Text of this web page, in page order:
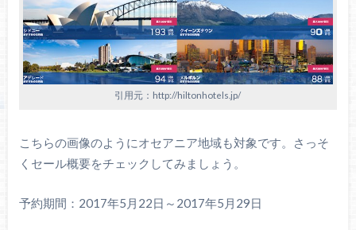
引用元：http://hiltonhotels.jp/
こちらの画像のようにオセアニア地域も対象です。さっそ
くセール概要をチェックしてみましょう。
予約期間：2017年5月22日～2017年5月29日